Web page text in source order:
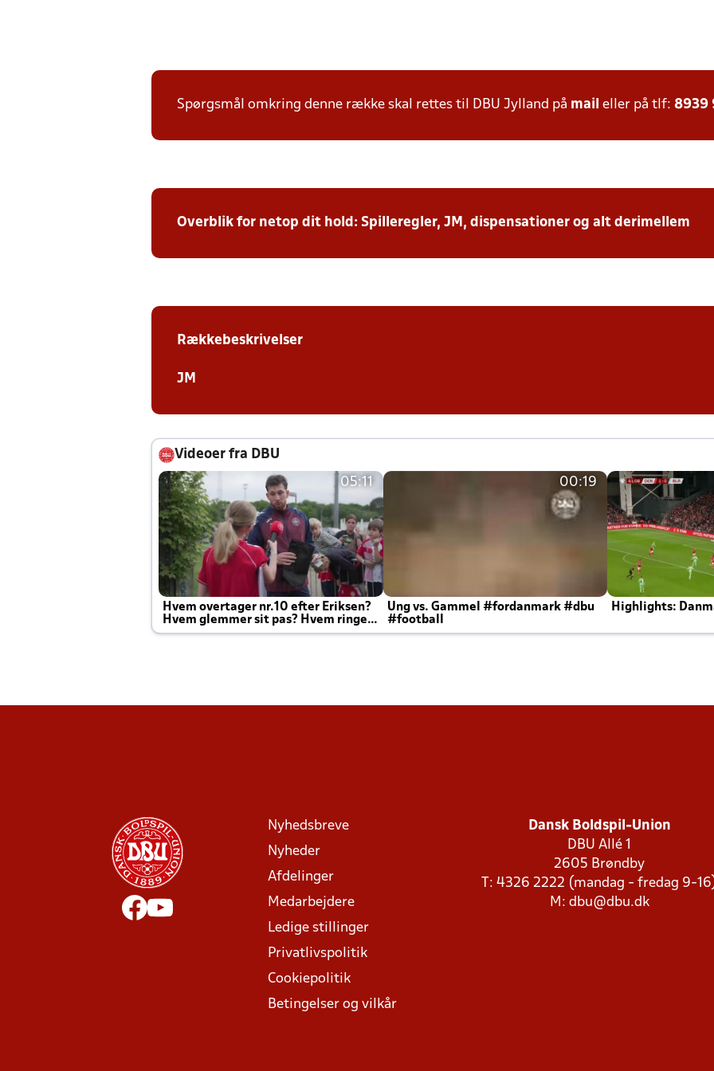
Spørgsmål omkring denne række skal rettes til DBU Jylland på mail eller på tlf: 8939
Overblik for netop dit hold: Spilleregler, JM, dispensationer og alt derimellem
Rækkebeskrivelser
JM
Videoer fra DBU
05:11
Hvem overtager nr.10 efter Eriksen?
Hvem glemmer sit pas? Hvem ringer
Joachim altid til efter kampe?
00:19
Ung vs. Gammel #fordanmark #dbu
#football
Highlights:
Nyhedsbreve
Nyheder
Afdelinger
Medarbejdere
Ledige stillinger
Privatlivspolitik
Cookiepolitik
Betingelser og vilkår
Dansk Boldspil-Union
DBU Allé 1
2605 Brøndby
T: 4326 2222 (mandag - fredag 9-
M: dbu@dbu.dk